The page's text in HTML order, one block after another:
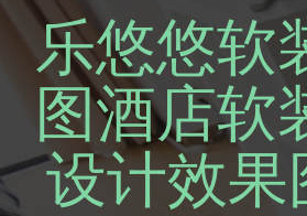
乐悠悠软
图酒店软
设计效果